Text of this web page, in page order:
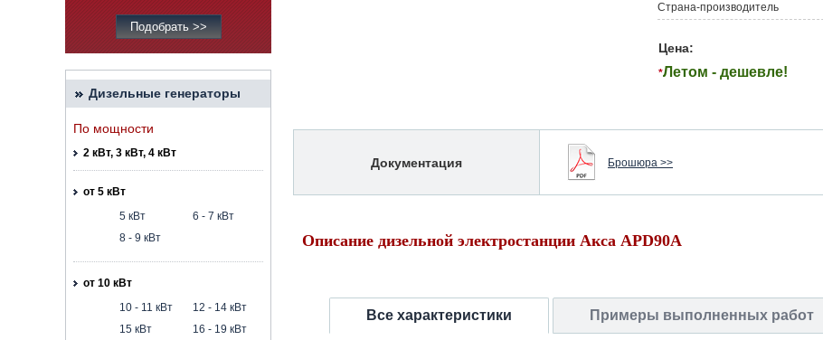
Дизельные генераторы
По мощности
2 кВт, 3 кВт, 4 кВт
от 5 кВт
5 кВт
6 - 7 кВт
8 - 9 кВт
от 10 кВт
10 - 11 кВт
12 - 14 кВт
15 кВт
16 - 19 кВт
Страна-производитель
Цена:
*Летом - дешевле!
Документация Брошюра >>
Описание дизельной электростанции Акса APD90A
Все характеристики Примеры выполненных работ